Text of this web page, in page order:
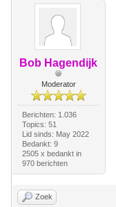
Bob Hagendijk
Moderator
Berichten: 1.036
Topics: 51
Lid sinds: May 2022
Bedankt: 9
2505 x bedankt in
970 berichten
Zoek